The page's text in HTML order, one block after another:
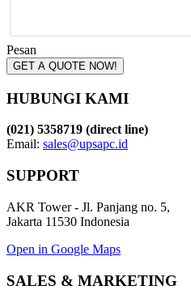
Pesan
GET A QUOTE NOW!
HUBUNGI KAMI
(021) 5358719 (direct line)
Email: sales@upsapc.id
SUPPORT
AKR Tower - Jl. Panjang no. 5,
Jakarta 11530 Indonesia
Open in Google Maps
SALES & MARKETING